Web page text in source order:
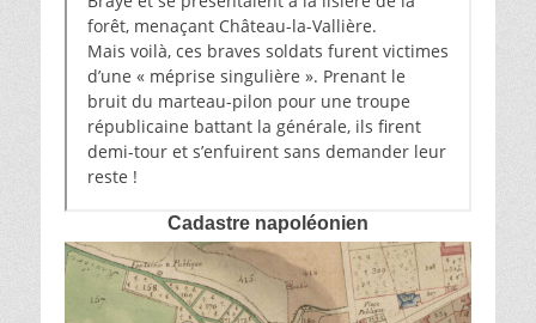
forêt, menaçant Château-la-Vallière.
Mais voilà, ces braves soldats furent victimes
d’une « méprise singulière ». Prenant le
bruit du marteau-pilon pour une troupe
républicaine battant la générale, ils firent
demi-tour et s’enfuirent sans demander leur
reste !
Cadastre napoléonien